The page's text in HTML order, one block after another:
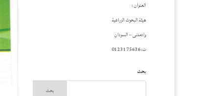
العنوان :
هيئة البحوث الزراعية
وادمدنى – السودان
ت:0123175636
بحث